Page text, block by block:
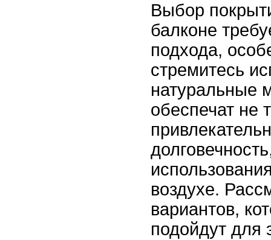
Выбор
балконе
подхода,
стремитесь
натуральные
обеспечат не
воздухе.
вариантов,
подойдут для